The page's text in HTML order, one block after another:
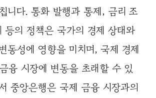
니다. 통화 발행과 통제, 금리 조
의 정책은 국가의 경제 상태와
동성에 영향을 미치며, 국제 경제
융 시장에 변동을 초래할 수 있
중앙은행은 국제 금융 시장과의